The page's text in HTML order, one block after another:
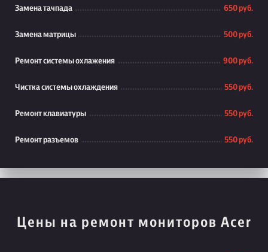
Замена тачпада 650 руб.
Замена матрицы 500 руб.
Ремонт системы охлажения 900 руб.
Чистка системы охлаждения 550 руб.
Ремонт клавиатуры 550 руб.
Ремонт разъемов 550 руб.
Цены на ремонт мониторов Acer